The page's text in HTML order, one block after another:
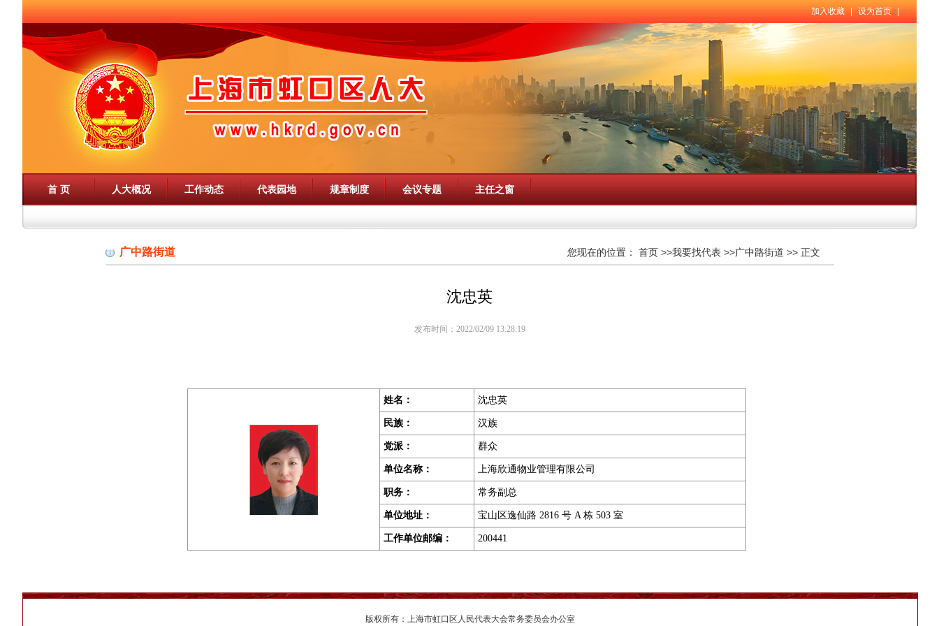
加入收藏 | 设为首页 |
首 页 人大概况 工作动态 代表园地 规章制度 会议专题 主任之窗
广中路街道 您现在的位置： 首页>>我要找代表 >>广中路街道 >> 正文
沈忠英
发布时间：2022/02/09 13:28:19
姓名： 沈忠英
民族： 汉族
党派： 群众
单位名称： 上海欣通物业管理有限公司
职务： 常务副总
单位地址： 宝山区逸仙路 2816 号 A 栋 503 室
工作单位邮编： 200441
版权所有：上海市虹口区人民代表大会常务委员会办公室